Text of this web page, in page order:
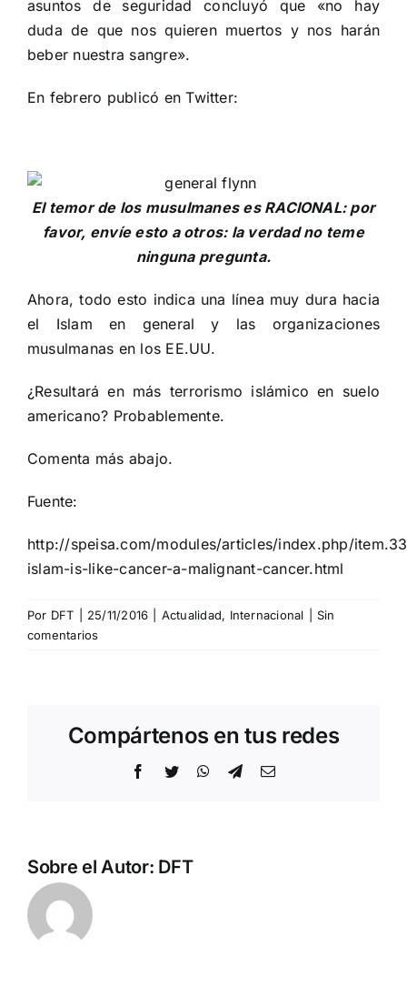
asuntos de seguridad concluyó que «no hay
duda de que nos quieren muertos y nos harán
beber nuestra sangre».
En febrero publicó en Twitter:
El temor de los musulmanes es RACIONAL: por
favor, envíe esto a otros: la verdad no teme
ninguna pregunta.
Ahora, todo esto indica una línea muy dura hacia
el Islam en general y las organizaciones
musulmanas en los EE.UU.
¿Resultará en más terrorismo islámico en suelo
americano? Probablemente.
Comenta más abajo.
Fuente:
http://speisa.com/modules/articles/index.php/
islam-is-like-cancer-a-malignant-cancer.html
Por DFT 25/11/2016 Actualidad, Internacional
Sin
comentarios
Compártenos en tus redes
Facebook
Twitter WhatsApp
TelegramCorreo
Sobre el Autor: DFT